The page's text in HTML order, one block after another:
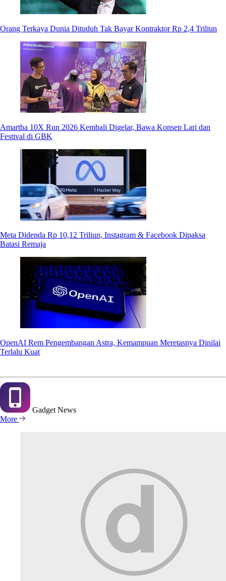
Orang Terkaya Dunia Dituduh Tak Bayar Kontraktor Rp 2,4 Triliun
Amartha 10X Run 2026 Kembali Digelar, Bawa Konsep Lari dan
Festival di GBK
Meta Didenda Rp 10,12 Triliun, Instagram & Facebook Dipaksa
Batasi Remaja
OpenAI Rem Pengembangan Astra, Kemampuan Meretasnya Dinilai
Terlalu Kuat
Gadget News
More